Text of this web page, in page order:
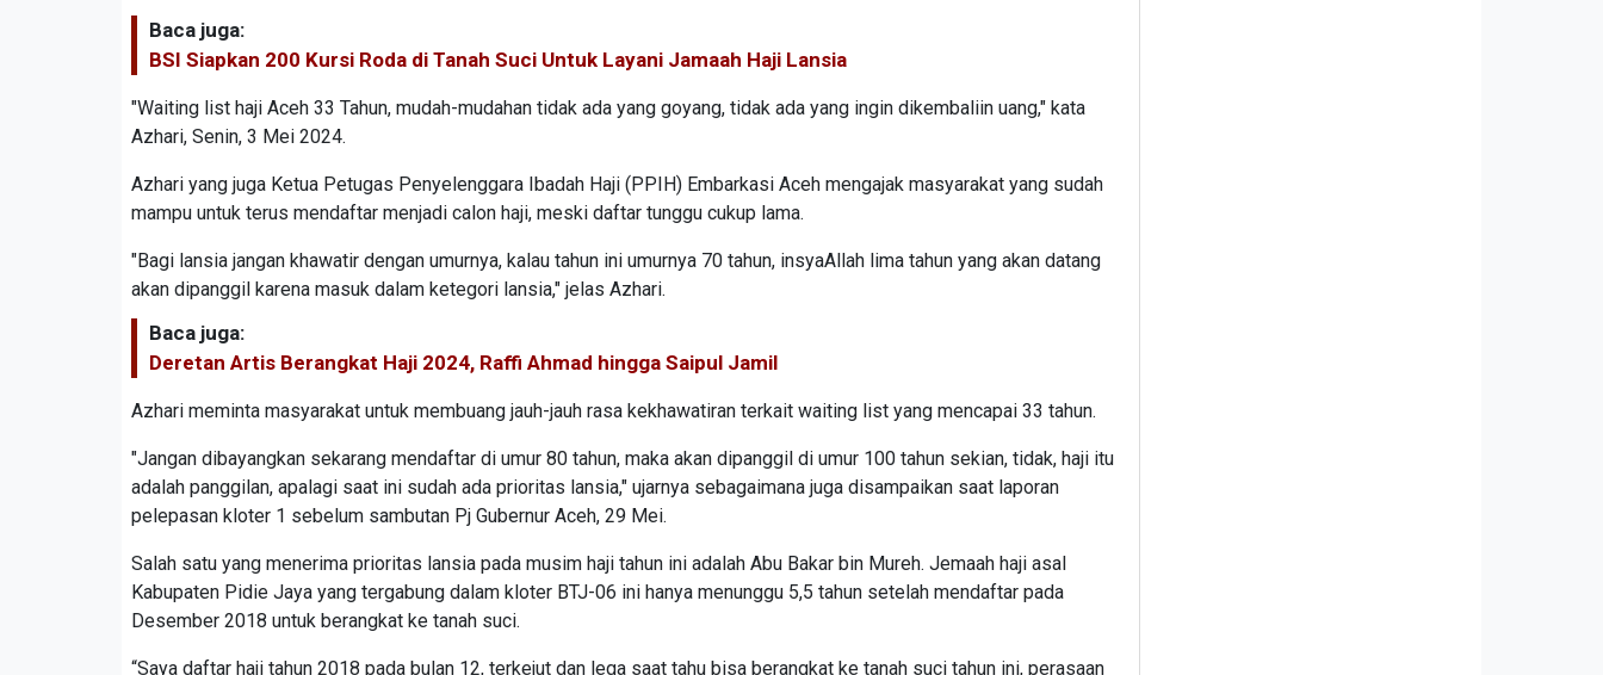
Baca juga:
BSI Siapkan 200 Kursi Roda di Tanah Suci Untuk Layani Jamaah Haji Lansia
"Waiting list haji Aceh 33 Tahun, mudah-mudahan tidak ada yang goyang, tidak ada yang ingin dikembaliin uang," kata
Azhari, Senin, 3 Mei 2024.
Azhari yang juga Ketua Petugas Penyelenggara Ibadah Haji (PPIH) Embarkasi Aceh mengajak masyarakat yang sudah
mampu untuk terus mendaftar menjadi calon haji, meski daftar tunggu cukup lama.
"Bagi lansia jangan khawatir dengan umurnya, kalau tahun ini umurnya 70 tahun, insyaAllah lima tahun yang akan datang
akan dipanggil karena masuk dalam ketegori lansia," jelas Azhari.
Baca juga:
Deretan Artis Berangkat Haji 2024, Raffi Ahmad hingga Saipul Jamil
Azhari meminta masyarakat untuk membuang jauh-jauh rasa kekhawatiran terkait waiting list yang mencapai 33 tahun.
"Jangan dibayangkan sekarang mendaftar di umur 80 tahun, maka akan dipanggil di umur 100 tahun sekian, tidak, haji itu
adalah panggilan, apalagi saat ini sudah ada prioritas lansia," ujarnya sebagaimana juga disampaikan saat laporan
pelepasan kloter 1 sebelum sambutan Pj Gubernur Aceh, 29 Mei.
Salah satu yang menerima prioritas lansia pada musim haji tahun ini adalah Abu Bakar bin Mureh. Jemaah haji asal
Kabupaten Pidie Jaya yang tergabung dalam kloter BTJ-06 ini hanya menunggu 5,5 tahun setelah mendaftar pada
Desember 2018 untuk berangkat ke tanah suci.
“Saya daftar haji tahun 2018 pada bulan 12, terkejut dan lega saat tahu bisa berangkat ke tanah suci tahun ini, perasaan